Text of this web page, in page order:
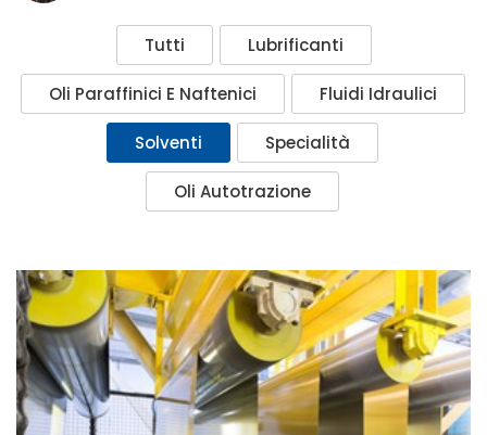
Tutti Lubrificanti
Oli Paraffinici E Naftenici Fluidi Idraulici
Solventi Specialità
Oli Autotrazione